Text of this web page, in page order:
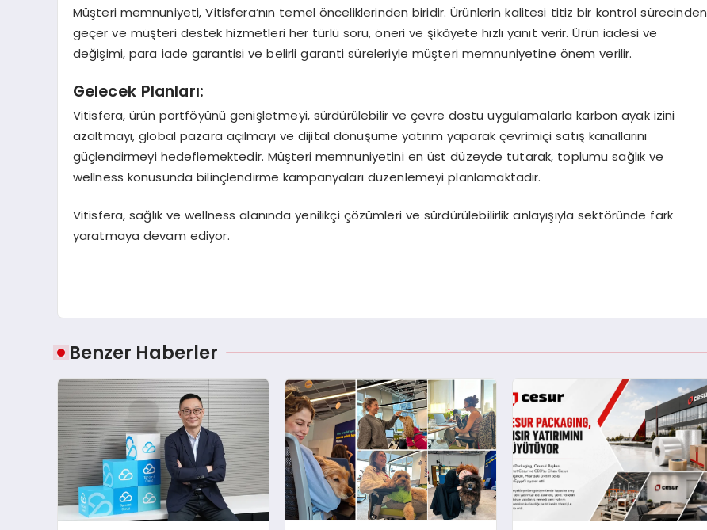
Müşteri memnuniyeti, Vitisfera’nın temel önceliklerinden biridir. Ürünlerin kalitesi titiz bir kontrol sürecinden
geçer ve müşteri destek hizmetleri her türlü soru, öneri ve şikâyete hızlı yanıt verir. Ürün iadesi ve
değişimi, para iade garantisi ve belirli garanti süreleriyle müşteri memnuniyetine önem verilir.
Gelecek Planları:
Vitisfera, ürün portföyünü genişletmeyi, sürdürülebilir ve çevre dostu uygulamalarla karbon ayak izini
azaltmayı, global pazara açılmayı ve dijital dönüşüme yatırım yaparak çevrimiçi satış kanallarını
güçlendirmeyi hedeflemektedir. Müşteri memnuniyetini en üst düzeyde tutarak, toplumu sağlık ve
wellness konusunda bilinçlendirme kampanyaları düzenlemeyi planlamaktadır.
Vitisfera, sağlık ve wellness alanında yenilikçi çözümleri ve sürdürülebilirlik anlayışıyla sektöründe fark
yaratmaya devam ediyor.
Benzer Haberler